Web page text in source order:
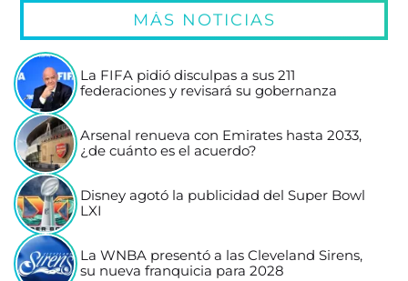
MÁS NOTICIAS
La FIFA pidió disculpas a sus 211
federaciones y revisará su gobernanza
Arsenal renueva con Emirates hasta 2033,
¿de cuánto es el acuerdo?
Disney agotó la publicidad del Super Bowl
LXI
La WNBA presentó a las Cleveland Sirens,
su nueva franquicia para 2028